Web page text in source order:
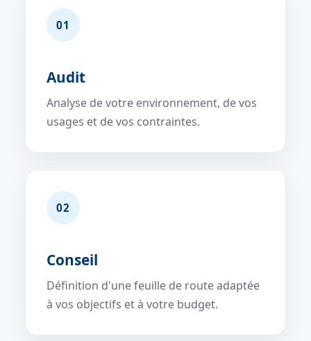
01
Audit
Analyse de votre environnement, de vos
usages et de vos contraintes.
02
Conseil
Définition d'une feuille de route adaptée
à vos objectifs et à votre budget.